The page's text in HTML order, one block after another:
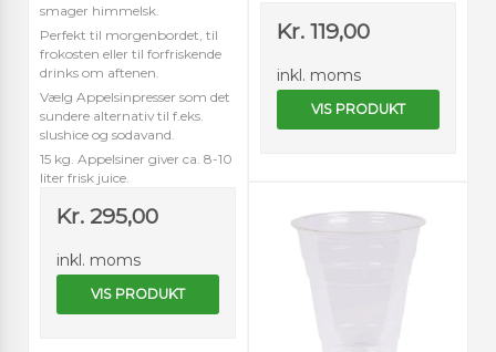
smager himmelsk.
Perfekt til morgenbordet, til
frokosten eller til forfriskende
drinks om aftenen.
Vælg Appelsinpresser som det
sundere alternativ til f.eks.
slushice og sodavand.
15 kg. Appelsiner giver ca. 8-10
liter frisk juice.
Kr. 295,00
inkl. moms
VIS PRODUKT
Kr. 119,00
inkl. moms
VIS PRODUKT